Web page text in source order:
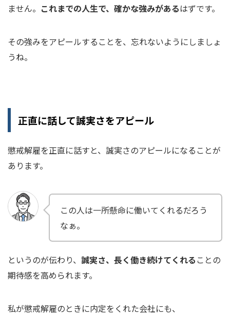
ません。 これまでの人生で、確かな強みがあるはずです。
その強みをアピールすることを、忘れないようにしましょ
うね。
正直に話して誠実さをアピール
懲戒解雇を正直に話すと、誠実さのアピールになることが
あります。
この人は一所懸命に働いてくれるだろう
なぁ。
というのが伝わり、 誠実さ、長く働き続けてくれる ことの
期待感を高められます。
私が懲戒解雇のときに内定をくれた会社にも、